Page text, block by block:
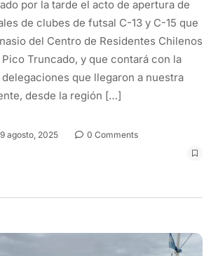
por la tarde el acto de apertura de
de clubes de futsal C-13 y C-15 que
del Centro de Residentes Chilenos
Truncado, y que contará con la
que llegaron a nuestra
desde la región […]
9 agosto, 2025
0 Comments